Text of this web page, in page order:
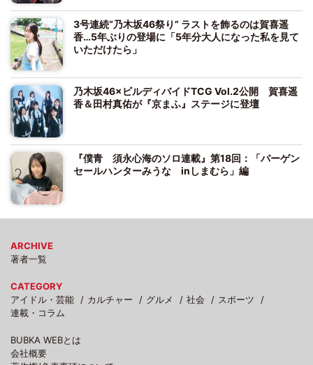
3号連続“乃木坂46祭り” ラストを飾るのは賀喜遥
香…5年ぶりの登場に「5年分大人になった私を見て
いただけたら」
乃木坂46×ビルディバイドTCG Vol.2公開 賀喜遥
香＆田村真佑が『京まふ』ステージに登壇
『僕青 須永心海のソロ連載』第18回：「バーゲン
セールハンターみうな inしまむら」編
ARCHIVE
著者一覧
CATEGORY
アイドル・芸能
カルチャー グルメ 社会
スポーツ
連載・コラム
BUBKA WEBとは
会社概要